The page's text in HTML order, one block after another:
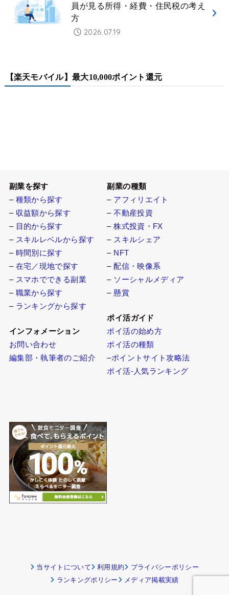
員が見る所得・経費・住民税の考え
方
2026.07.19
【楽天モバイル】最大10,000ポイント還元
–種類から探す
–
収益額から探す
–目的から探す
–職業から探す
–ランキングから探す
インフォメーション
お問い合わせ
編集部・執筆者のご紹介
副業の種類
–アフィリエイト
–不動産投資
株式投資・FX
–スキルシェア